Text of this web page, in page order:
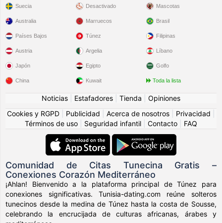
Suecia Desactivado Mascotas
Australia
Países Bajos
Austria
Japón
China
Marruecos
Túnez
Argelia
Egipto
Kuwait
Brasil
Filipinas
Líbano
Golfo
Toda la lista
Noticias Estafadores Tienda
Opiniones
Cookies y RGPD
Publicidad Acerca de nosotros Privacidad
Términos de uso
Seguridad infantil Contacto FAQ
Comunidad de Citas Tunecina Gratis –
Conexiones Corazón Mediterráneo
¡Ahlan! Bienvenido a la plataforma principal de Túnez para
conexiones significativas. Tunisia-dating.com reúne solteros
tunecinos desde la medina de Túnez hasta la costa de Sousse,
celebrando la encrucijada de culturas africanas, árabes y